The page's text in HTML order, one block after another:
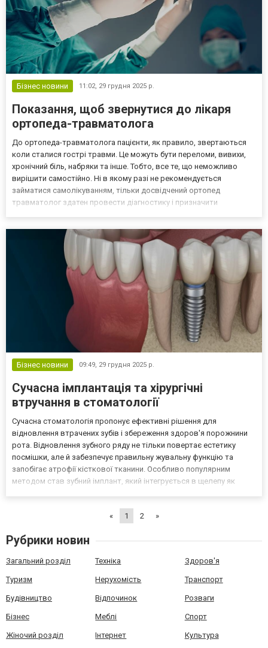
Бізнес новини 11:02, 29 грудня 2025 р.
Показання, щоб звернутися до лікаря
ортопеда-травматолога
До ортопеда-травматолога пацієнти, як правило, звертаються
коли сталися гострі травми. Це можуть бути переломи, вивихи,
хронічний біль, набряки та інше. Тобто, все те, що неможливо
вирішити самостійно. Ні в якому разі не рекомендується
займатися самолікуванням, тільки досвідчений ортопед
травматолог здатен провести діагностику і призначити
Бізнес новини 09:49, 29 грудня 2025 р.
Сучасна імплантація та хірургічні
втручання в стоматології
Сучасна стоматологія пропонує ефективні рішення для
відновлення втрачених зубів і збереження здоров'я порожнини
рота. Відновлення зубного ряду не тільки повертає естетику
посмішки, але й забезпечує правильну жувальну функцію та
запобігає атрофії кісткової тканини. Особливо популярним
методом став зубний імплант, який інтегрується в щелепу як
«
1 2 »
Рубрики новин
Загальний розділ Техніка Здоров'я
Туризм Нерухомість Транспорт
Будівництво Відпочинок Розваги
Бізнес Меблі Спорт
Жіночий розділ Інтернет Культура